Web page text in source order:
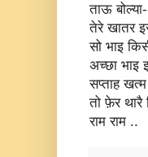
ताऊ
तेरे खातर
सो भाइ
अच्छा भाइ
सप्ताह
तो फ़ेर
राम राम ..